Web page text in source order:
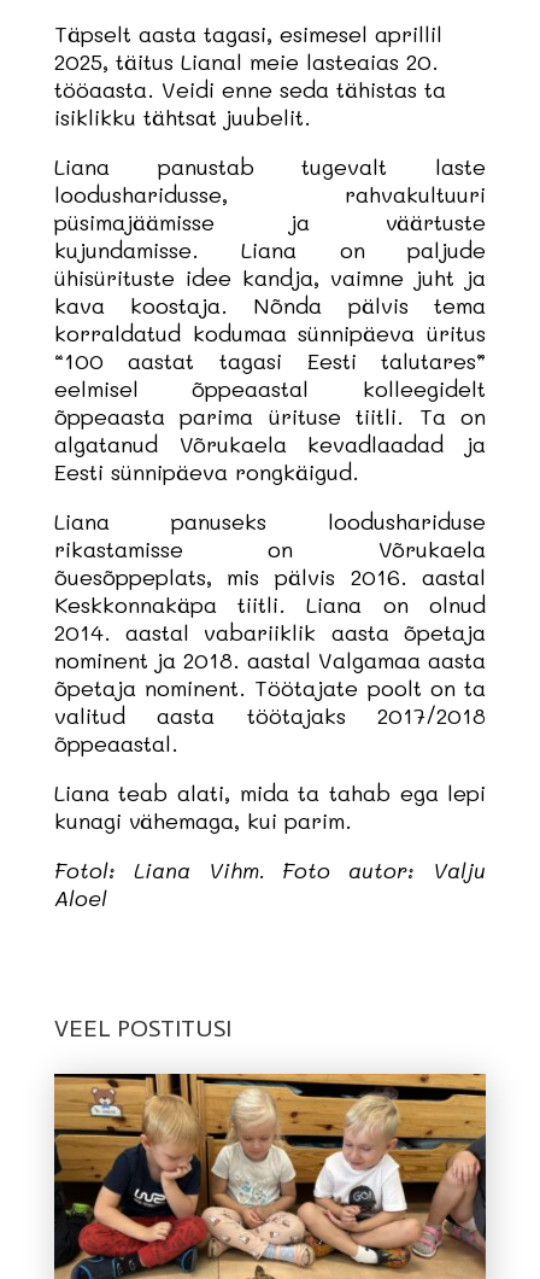
Täpselt aasta tagasi, esimesel aprillil
2025, täitus Lianal meie lasteaias 20.
tööaasta. Veidi enne seda tähistas ta
isiklikku tähtsat juubelit.
Liana panustab tugevalt laste
loodusharidusse, rahvakultuuri
püsimajäämisse ja väärtuste
kujundamisse. Liana on paljude
ühisürituste idee kandja, vaimne juht ja
kava koostaja. Nõnda pälvis tema
korraldatud kodumaa sünnipäeva üritus
“100 aastat tagasi Eesti talutares”
eelmisel õppeaastal kolleegidelt
õppeaasta parima ürituse tiitli. Ta on
algatanud Võrukaela kevadlaadad ja
Eesti sünnipäeva rongkäigud.
Liana panuseks loodushariduse
rikastamisse on Võrukaela
õuesõppeplats, mis pälvis 2016. aastal
Keskkonnakäpa tiitli. Liana on olnud
2014. aastal vabariiklik aasta õpetaja
nominent ja 2018. aastal Valgamaa aasta
õpetaja nominent. Töötajate poolt on ta
valitud aasta töötajaks 2017/2018
õppeaastal.
Liana teab alati, mida ta tahab ega lepi
kunagi vähemaga, kui parim.
Fotol: Liana Vihm. Foto autor: Valju
Aloel
VEEL POSTITUSI